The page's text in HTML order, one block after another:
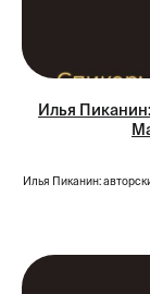
Илья
Илья Пиканин: